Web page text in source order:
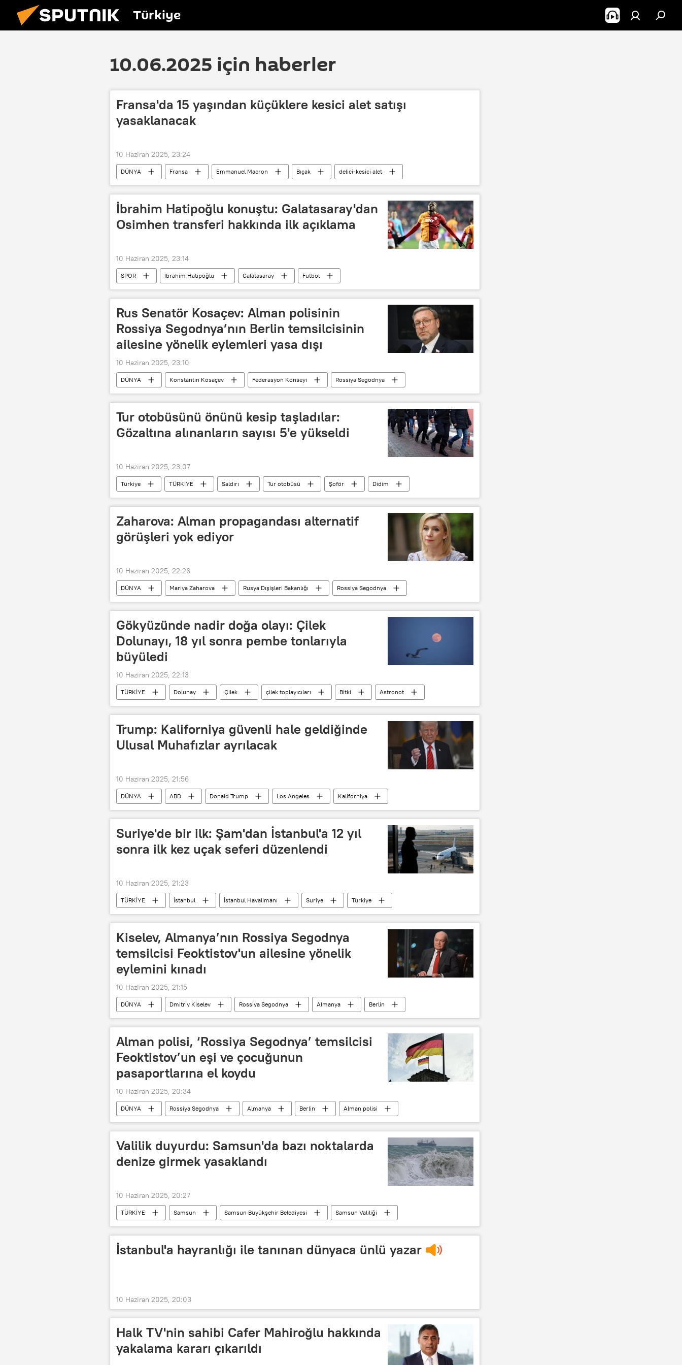
Türkiye
10.06.2025 için haberler
Fransa'da 15 yaşından küçüklere kesici alet satışı
yasaklanacak
10 Haziran 2025, 23:24
DÜNYA Fransa Emmanuel Macron Bıçak delici-kesici alet
İbrahim Hatipoğlu konuştu: Galatasaray'dan
Osimhen transferi hakkında ilk açıklama
10 Haziran 2025, 23:14
SPOR İbrahim Hatipoğlu Galatasaray
Futbol
Türkiye Futbol Federasyonu (TFF)
Futbol maçı
Türkiye Futbol Federasyonu
Rus Senatör Kosaçev: Alman polisinin
Rossiya Segodnya’nın Berlin temsilcisinin
ailesine yönelik eylemleri yasa dışı
10 Haziran 2025, 23:10
DÜNYA Konstantin Kosaçev Federasyon Konseyi
Rossiya Segodnya
Berlin
Almanya AGİT Avrupa Rusya
Tur otobüsünü önünü kesip taşladılar:
Gözaltına alınanların sayısı 5'e yükseldi
10 Haziran 2025, 23:07
Türkiye TÜRKİYE Saldırı Tur otobüsü Şoför Didim
Zaharova: Alman propagandası alternatif
görüşleri yok ediyor
10 Haziran 2025, 22:26
DÜNYA Mariya Zaharova Rusya Dışişleri Bakanlığı
Rossiya Segodnya
Almanya
Berlin Rusya Avrupa AB
Üçüncü Reich
Gökyüzünde nadir doğa olayı: Çilek
Dolunayı, 18 yıl sonra pembe tonlarıyla
büyüledi
10 Haziran 2025, 22:13
TÜRKİYE Dolunay Çilek çilek toplayıcıları Bitki
Astronot
astronomi
astral seyahat astrolog astroloji
Astronom
Trump: Kaliforniya güvenli hale geldiğinde
Ulusal Muhafızlar ayrılacak
10 Haziran 2025, 21:56
DÜNYA ABD Donald Trump Los Angeles
Kaliforniya
California
Truth Social
Suriye'de bir ilk: Şam'dan İstanbul'a 12 yıl
sonra ilk kez uçak seferi düzenlendi
10 Haziran 2025, 21:23
TÜRKİYE İstanbul İstanbul Havalimanı Suriye
Türkiye
Hava
Hava Kuvvetleri Türk Hava Kurumu Şam Şam Büyükelçiliği
Kiselev, Almanya’nın Rossiya Segodnya
temsilcisi Feoktistov'un ailesine yönelik
eylemini kınadı
10 Haziran 2025, 21:15
DÜNYA Dmitriy Kiselev Rossiya Segodnya Almanya
Berlin
Rusya
AB Ukrayna
Alman polisi, ‘Rossiya Segodnya’ temsilcisi
Feoktistov’un eşi ve çocuğunun
pasaportlarına el koydu
10 Haziran 2025, 20:34
DÜNYA Rossiya Segodnya Almanya Berlin
Alman polisi
Pasaport
Valilik duyurdu: Samsun'da bazı noktalarda
denize girmek yasaklandı
10 Haziran 2025, 20:27
TÜRKİYE Samsun Samsun Büyükşehir Belediyesi
Samsun Valiliği
Samsun Emniyet Müdürlüğü
İstanbul'a hayranlığı ile tanınan dünyaca ünlü yazar
10 Haziran 2025, 20:03
Halk TV'nin sahibi Cafer Mahiroğlu hakkında
yakalama kararı çıkarıldı